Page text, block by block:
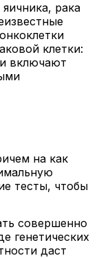
рака
клетки:
включают
на как
тесты, чтобы
совершенно
генетических
даст